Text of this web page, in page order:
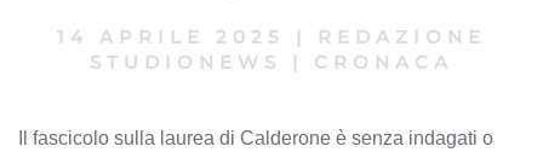
14 APRILE 2025 |
REDAZIONE
STUDIONEWS
| CRONACA
Il fascicolo sulla laurea di Calderone è senza indagati o